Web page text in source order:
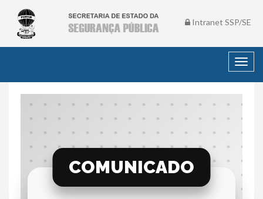
Intranet SSP/SE
COMUNICADO